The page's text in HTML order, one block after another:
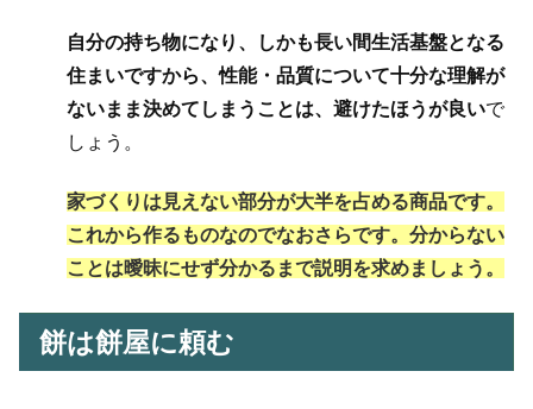
自分の持ち物になり、しかも長い間生活基盤となる
住まいですから、性能・品質について十分な理解が
ないまま決めてしまうことは、避けたほうが良いで
しょう。
家づくりは見えない部分が大半を占める商品です。
これから作るものなのでなおさらです。 分からない
ことは曖昧にせず分かるまで説明を求めましょう 。
餅は餅屋に頼む